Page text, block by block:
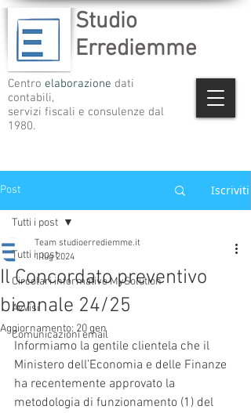
Studio
Errediemme
Centro elaborazione dati
contabili,
servizi fiscali e consulenze dal
1980.
Post Iscriviti
Tutti i post
Circolari informative MySolution
Avvisi
Comunicazioni email
Tutti i post
Il Concordato preventivo
biennale 24/25
Team studioerrediemme.it
1 lug 2024
Aggiornamento: 20 gen
Informiamo la gentile clientela che il
Ministero dell’Economia e delle Finanze
ha recentemente approvato la
metodologia di funzionamento (1) del